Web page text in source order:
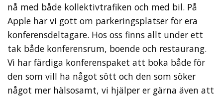
nå med både kollektivtrafiken och med bil. På
Apple har vi gott om parkeringsplatser för era
konferensdeltagare. Hos oss finns allt under ett
tak både konferensrum, boende och restaurang.
Vi har färdiga konferenspaket att boka både för
den som vill ha något sött och den som söker
något mer hälsosamt, vi hjälper er gärna även att